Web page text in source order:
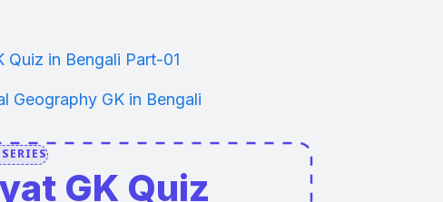
Quiz in Bengali Part-01
Geography GK in Bengali
GK Quiz